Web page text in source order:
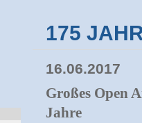
175
16.06.2017
Großes Open
Jahre